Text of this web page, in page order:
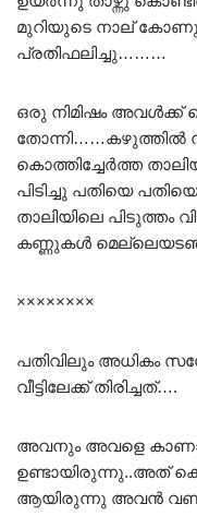
മുറിയുടെ നാല്
പ്രതിഫലിച്ചു………
ഒരു നിമിഷം അവൾക്ക്
തോന്നി……കഴുത്തിൽ
കൊത്തിച്ചേർത്ത
പിടിച്ചു പതിയെ
താലിയിലെ പിടുത്തം
കണ്ണുകൾ
××××××××
പതിവിലും അധികം
വീട്ടിലേക്ക് തിരിച്ചത്….
അവനും അവളെ
ഉണ്ടായിരുന്നു..അത്
ആയിരുന്നു അവൻ